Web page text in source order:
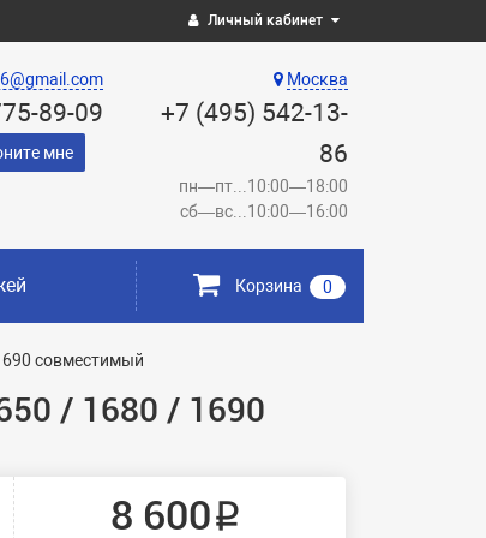
Личный кабинет
Москва
+7 (495) 542-13-
86
пн—пт...10:00—18:00
сб—вс...10:00—16:00
89-09
мне
Корзина 0
совместимый
/ 1680 / 1690
8 600 ₽